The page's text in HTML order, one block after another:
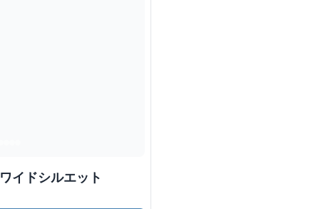
イドシルエット